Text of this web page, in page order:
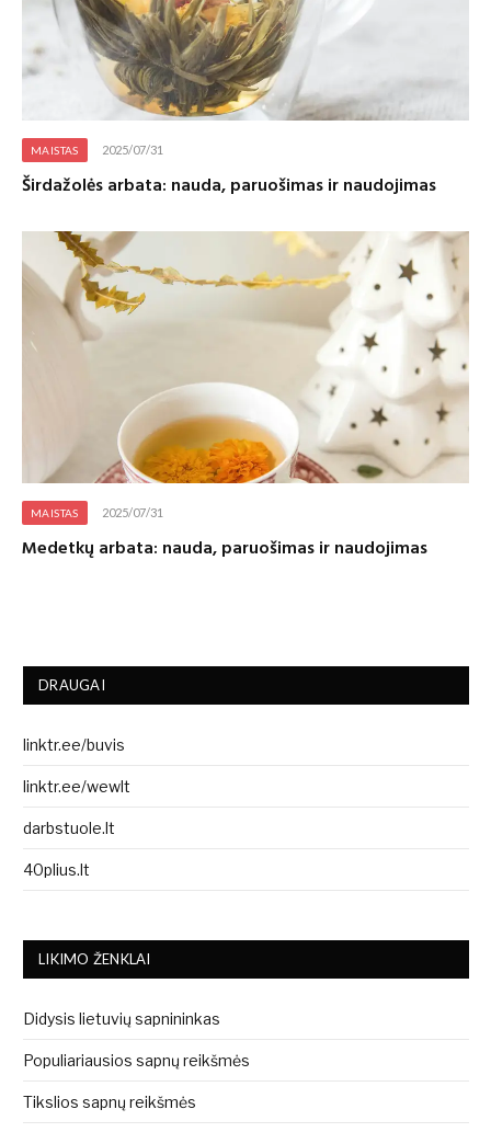
MAISTAS 2025/07/31
Širdažolės arbata: nauda, paruošimas ir naudojimas
MAISTAS 2025/07/31
Medetkų arbata: nauda, paruošimas ir naudojimas
DRAUGAI
linktr.ee/buvis
linktr.ee/wewlt
darbstuole.lt
40plius.lt
LIKIMO ŽENKLAI
Didysis lietuvių sapnininkas
Populiariausios sapnų reikšmės
Tikslios sapnų reikšmės